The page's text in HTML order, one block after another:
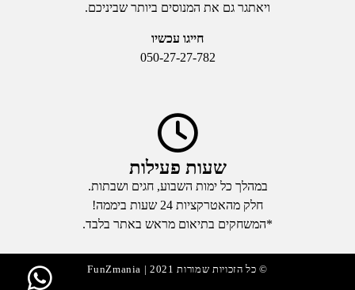
ויאתגר גם את המנוסים ביותר שביניכם.
חייגו עכשיו
050-27-27-782
שעות פעילות
במהלך כל ימות השבוע, חגים ושבתות.
חלק מהאטרקציות 24 שעות ביממה!
*המשחקים בתיאום מראש באתר בלבד.
© כל הזכויות שמורות 2021 | FunZmania